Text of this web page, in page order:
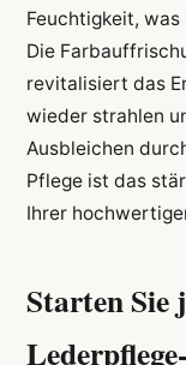
Feuchtigkeit,
Die
revitalisiert das
wieder strahlen
Ausbleichen
Pflege ist das
Ihrer
Starten Sie